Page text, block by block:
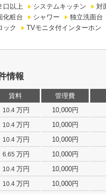
口以上
システムキッチン 対
化粧台
シャワー 独立洗面台
ック
TVモニタ付インターホン
情報
賃料 管理費
10.4 万円 10,000円
10.4 万円 10,000円
10.4 万円 10,000円
6.65 万円 10,000円
10.4 万円 10,000円
10.4 万円 10,000円